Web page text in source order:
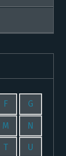
F G
M N
T U